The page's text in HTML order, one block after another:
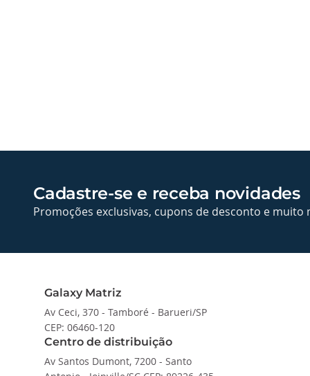
Cadastre-se e receba novidades
Promoções exclusivas, cupons de desconto e muito
Galaxy Matriz
Av Ceci, 370 - Tamboré - Barueri/SP
CEP: 06460-120
Centro de distribuição
Av Santos Dumont, 7200 - Santo